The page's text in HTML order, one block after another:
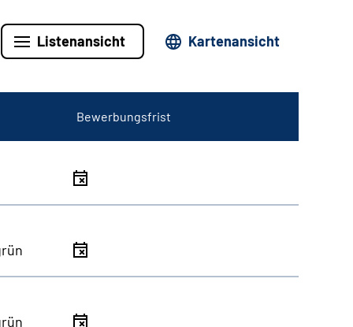
Listenansicht Kartenansicht
Bewerbungsfrist